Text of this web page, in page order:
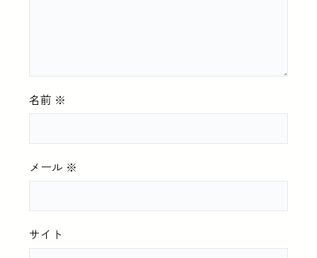
名前 ※
メール ※
サイト